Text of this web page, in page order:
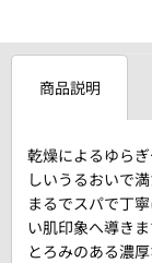
商品説明
乾燥によるゆら
しいうるおいで
まるでスパで丁
い肌印象へ導きま
とろみのある濃